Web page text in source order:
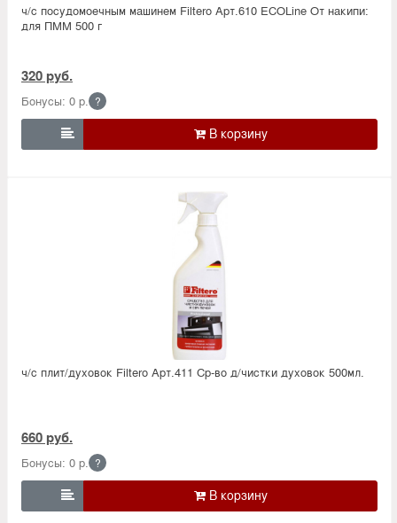
ч/с посудомоечным машинем Filtero Арт.610 ECOLine От накипи:
для ПММ 500 г
320 руб.
Бонусы: 0 р. ?

ч/с плит/духовок Filtero Арт.411 Ср-во д/чистки духовок 500мл.
660 руб.
Бонусы: 0 р. ?
